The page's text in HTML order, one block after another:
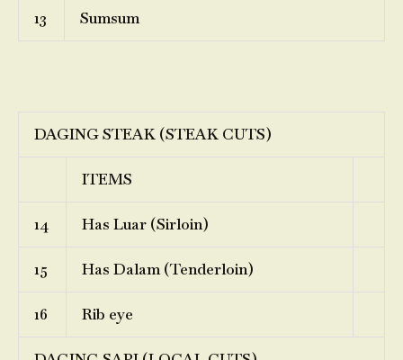
13 Sumsum
DAGING STEAK (STEAK CUTS)
ITEMS
14 Has Luar (Sirloin)
15 Has Dalam (Tenderloin)
16 Rib eye